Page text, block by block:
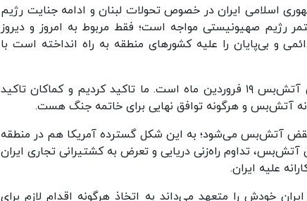
اسلامی ایران در خصوص تحولات لبنان و ادامه جنایت رژیم
رژیم صهیونیستی مواجه است؛ فقط مربوط به امروز و دیروز
دائمی و بی‌پایان را علیه کشورهای منطقه به راه انداخته است با
وی ادامه داد: تحولات چند ماه اخیر، نقض آشکار و فاحش آتش‌بس ۱۹ فروردین ماه است. ما تاکید کردیم و کماکان تاکید
آتش‌بس و هرگونه توافق نهایی برای خاتمه جنگ هست.
آتش‌بس می‌شود؛ به این شکل گسترده آمریکا هم در منطقه
تداوم راه‌زنی دریایی و تعرض به کشتیرانی تجاری ایران
علیه ایران.
خودش را متعهد می‌داند به اتخاذ هرگونه اقدام لازم برای